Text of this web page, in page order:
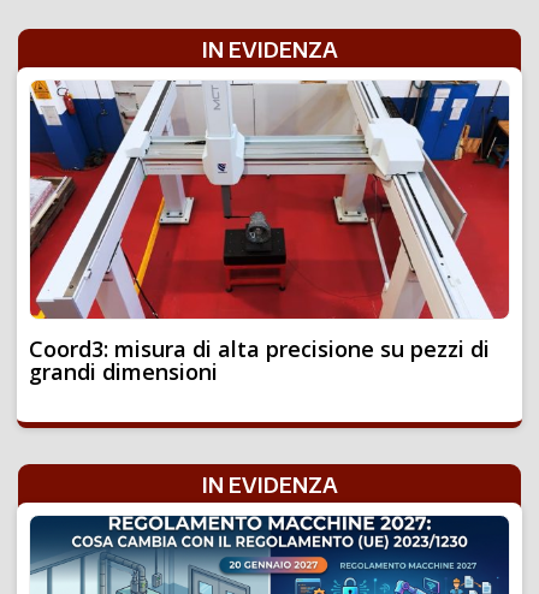
IN EVIDENZA
Coord3: misura di alta precisione su pezzi di
grandi dimensioni
IN EVIDENZA